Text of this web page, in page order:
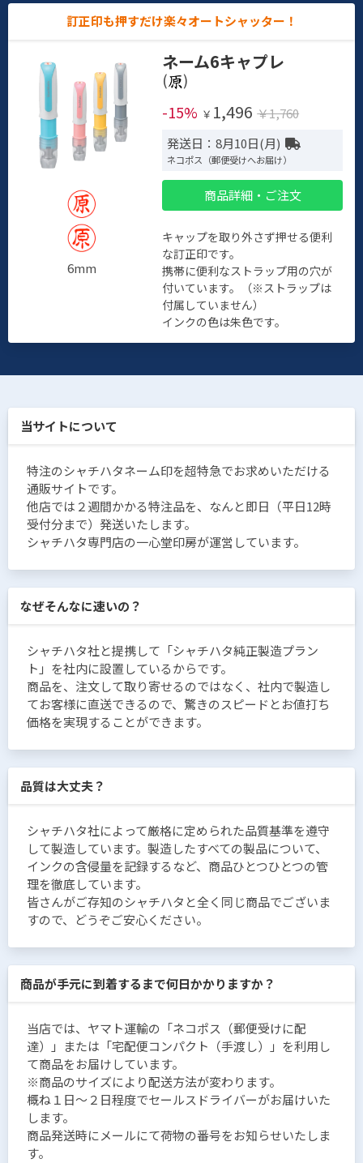
訂正印も押すだけ楽々オートシャッター！
6mm
ネーム6キャプレ
(
)
-15% ￥ 1,496 ￥1,760
発送日：8月10日(月)
ネコポス（郵便受けへお届け）
商品詳細・ご注文
キャップを取り外さず押せる便利
な訂正印です。
携帯に便利なストラップ用の穴が
付いています。（※ストラップは
付属していません）
インクの色は朱色です。
当サイトについて
特注のシャチハタネーム印を超特急でお求めいただける
通販サイトです。
他店では２週間かかる特注品を、なんと即日（平日12時
受付分まで）発送いたします。
シャチハタ専門店の一心堂印房が運営しています。
なぜそんなに速いの？
シャチハタ社と提携して「シャチハタ純正製造プラン
ト」を社内に設置しているからです。
商品を、注文して取り寄せるのではなく、社内で製造し
てお客様に直送できるので、驚きのスピードとお値打ち
価格を実現することができます。
品質は大丈夫？
シャチハタ社によって厳格に定められた品質基準を遵守
して製造しています。製造したすべての製品について、
インクの含侵量を記録するなど、商品ひとつひとつの管
理を徹底しています。
皆さんがご存知のシャチハタと全く同じ商品でございま
すので、どうぞご安心ください。
商品が手元に到着するまで何日かかりますか？
当店では、ヤマト運輸の「ネコポス（郵便受けに配
達）」または「宅配便コンパクト（手渡し）」を利用し
て商品をお届けしています。
※商品のサイズにより配送方法が変わります。
概ね１日〜２日程度でセールスドライバーがお届けいた
します。
商品発送時にメールにて荷物の番号をお知らせいたしま
す。